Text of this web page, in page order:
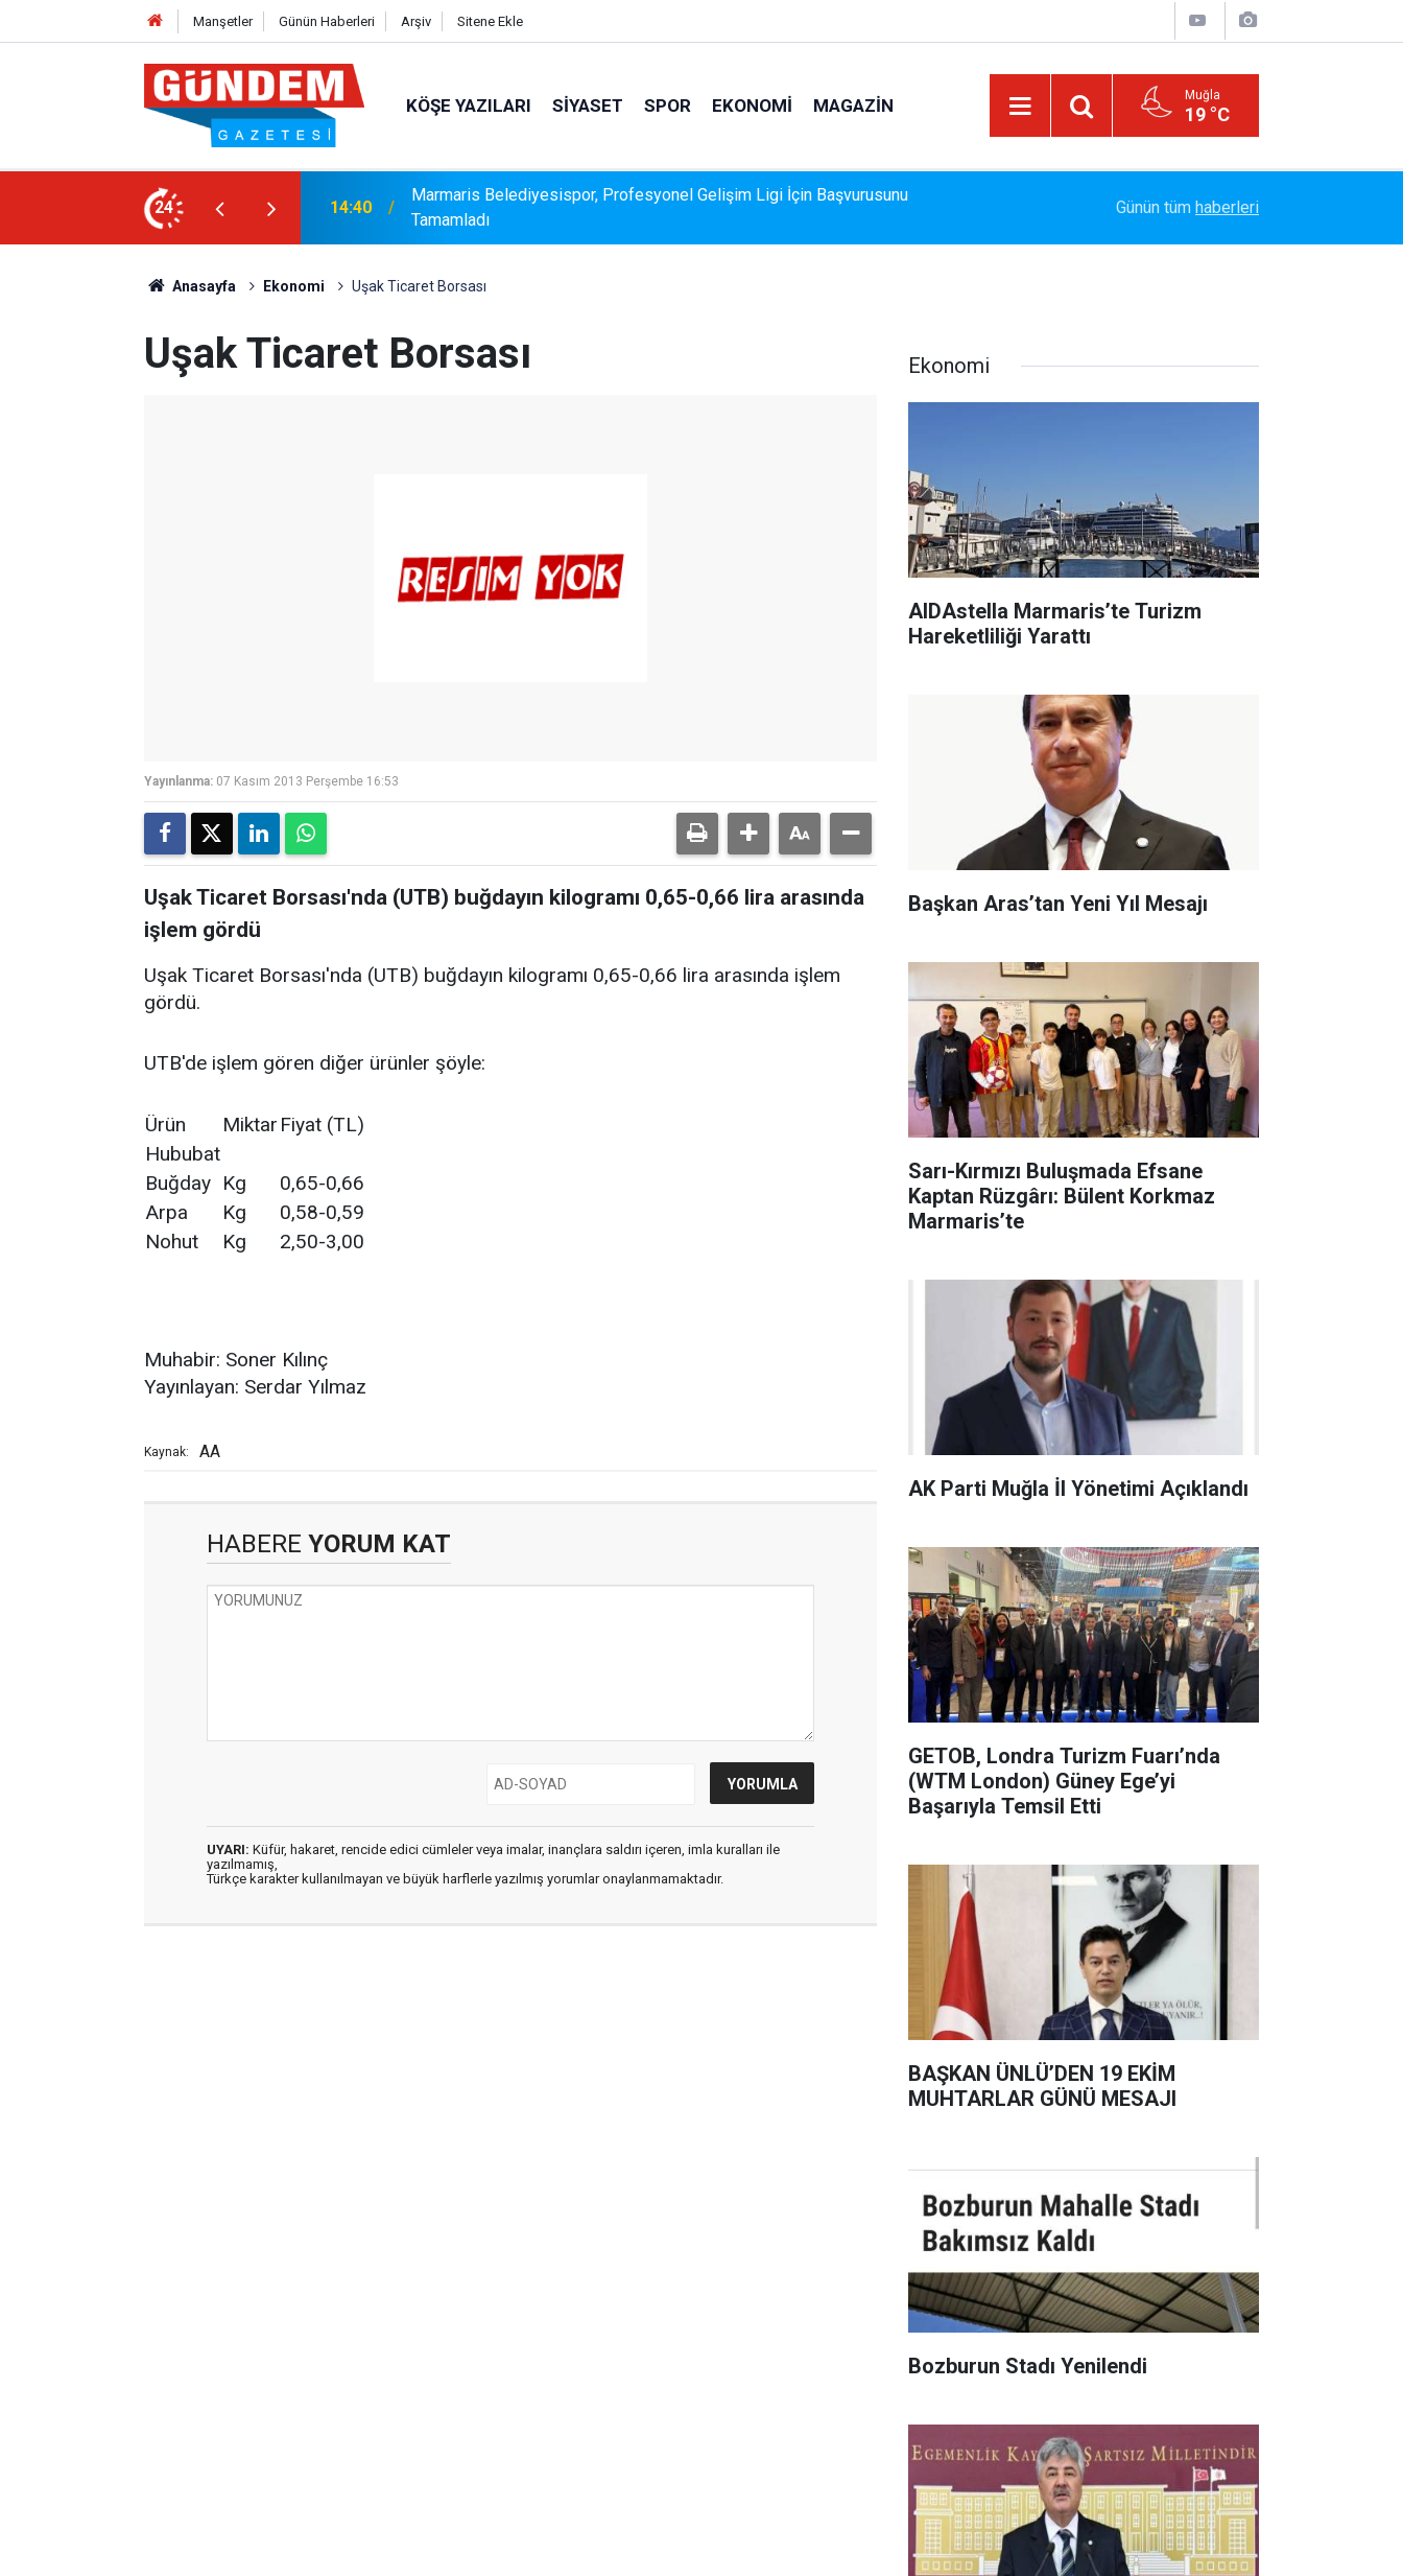
Manşetler Günün Haberleri Arşiv Sitene Ekle
KÖŞE YAZILARI SIYASET SPOR EKONOMI MAGAZIN Muğla
19 °C
24
Gelişim Ligi İçin Başvurusunu
14:15 Bakanlık Veri Sunamadı: Metin Ergun'dan Turizm Eleştirisi
Vazgeç Gel"
Günün tüm haberleri
Anasayfa Ekonomi Uşak Ticaret Borsası
Uşak Ticaret Borsası
Yayınlanma: 07 Kasım 2013 Perşembe 16:53
Uşak Ticaret Borsası'nda (UTB) buğdayın kilogramı 0,65-0,66 lira arasında
işlem gördü
Uşak Ticaret Borsası'nda (UTB) buğdayın kilogramı 0,65-0,66 lira arasında işlem
gördü.
UTB'de işlem gören diğer ürünler şöyle:
Ürün Miktar Fiyat (TL)
Hububat
Buğday Kg
0,65-0,66
Arpa
Kg
0,58-0,59
Nohut
Kg 2,50-3,00
Muhabir: Soner Kılınç
Yayınlayan: Serdar Yılmaz
Kaynak: AA
HABERE YORUM KAT
UYARI: Küfür, hakaret, rencide edici cümleler veya imalar, inançlara saldırı içeren, imla kuralları ile
yazılmamış,
Türkçe karakter kullanılmayan ve büyük harflerle yazılmış yorumlar onaylanmamaktadır.
Ekonomi
AIDAstella Marmaris’te Turizm
Hareketliliği Yarattı
Başkan Aras’tan Yeni Yıl Mesajı
Sarı-Kırmızı Buluşmada Efsane
Kaptan Rüzgârı: Bülent Korkmaz
Marmaris’te
AK Parti Muğla İl Yönetimi Açıklandı
GETOB, Londra Turizm Fuarı’nda
(WTM London) Güney Ege’yi
Başarıyla Temsil Etti
BAŞKAN ÜNLÜ’DEN 19 EKİM
MUHTARLAR GÜNÜ MESAJI
Bozburun Stadı Yenilendi